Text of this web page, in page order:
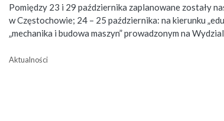
Pomiędzy 23 i 29 października zaplanowane zostały
w Częstochowie; 24 – 25 października: na kierunku
„mechanika i budowa maszyn” prowadzonym na
Kategorie
Aktualności